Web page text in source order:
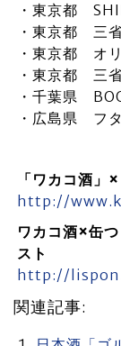
・東京都
・東京都 三
・東京都 オ
・東京都 三
・千葉県
・広島県 フ
「ワカコ酒」
http://
ワカコ酒×缶
スト
http://
関連記事: